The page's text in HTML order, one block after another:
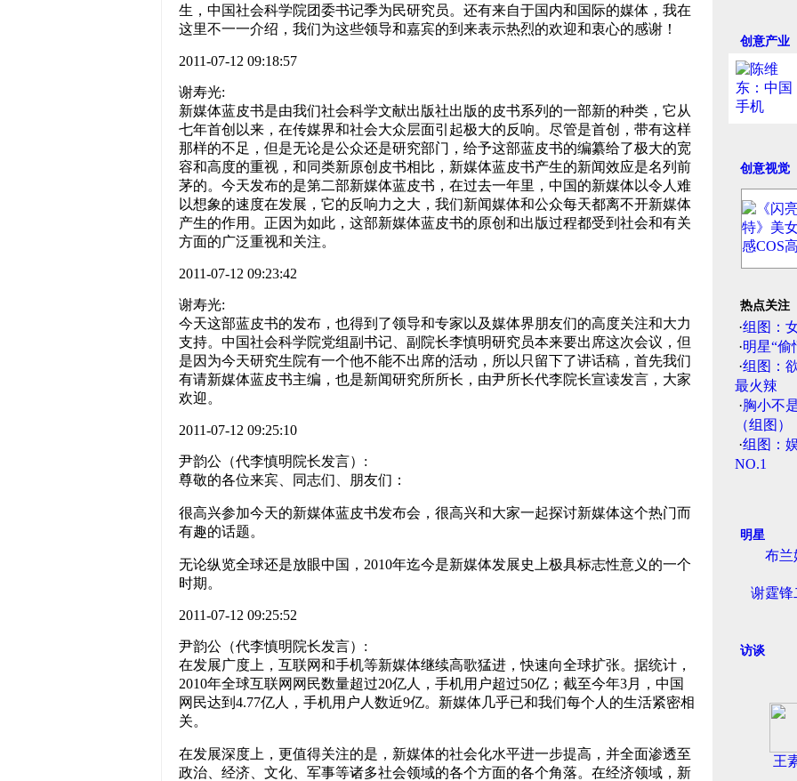
生，中国社会科学院团委书记季为民研究员。还有来自于国内和国际的媒体，我在
这里不一一介绍，我们为这些领导和嘉宾的到来表示热烈的欢迎和衷心的感谢！
2011-07-12 09:18:57
谢寿光:
新媒体蓝皮书是由我们社会科学文献出版社出版的皮书系列的一部新的种类，它从
七年首创以来，在传媒界和社会大众层面引起极大的反响。尽管是首创，带有这样
那样的不足，但是无论是公众还是研究部门，给予这部蓝皮书的编纂给了极大的宽
容和高度的重视，和同类新原创皮书相比，新媒体蓝皮书产生的新闻效应是名列前
茅的。今天发布的是第二部新媒体蓝皮书，在过去一年里，中国的新媒体以令人难
以想象的速度在发展，它的反响力之大，我们新闻媒体和公众每天都离不开新媒体
产生的作用。正因为如此，这部新媒体蓝皮书的原创和出版过程都受到社会和有关
方面的广泛重视和关注。
2011-07-12 09:23:42
谢寿光:
今天这部蓝皮书的发布，也得到了领导和专家以及媒体界朋友们的高度关注和大力
支持。中国社会科学院党组副书记、副院长李慎明研究员本来要出席这次会议，但
是因为今天研究生院有一个他不能不出席的活动，所以只留下了讲话稿，首先我们
有请新媒体蓝皮书主编，也是新闻研究所所长，由尹所长代李院长宣读发言，大家
欢迎。
2011-07-12 09:25:10
尹韵公（代李慎明院长发言）:
尊敬的各位来宾、同志们、朋友们：
很高兴参加今天的新媒体蓝皮书发布会，很高兴和大家一起探讨新媒体这个热门而
有趣的话题。
无论纵览全球还是放眼中国，2010年迄今是新媒体发展史上极具标志性意义的一个
时期。
2011-07-12 09:25:52
尹韵公（代李慎明院长发言）:
在发展广度上，互联网和手机等新媒体继续高歌猛进，快速向全球扩张。据统计，
2010年全球互联网网民数量超过20亿人，手机用户超过50亿；截至今年3月，中国
网民达到4.77亿人，手机用户人数近9亿。新媒体几乎已和我们每个人的生活紧密相
关。
在发展深度上，更值得关注的是，新媒体的社会化水平进一步提高，并全面渗透至
政治、经济、文化、军事等诸多社会领域的各个方面的各个角落。在经济领域，新
创意产业
创意视觉
热点关注
·组图：
·明星“偷
·组图：
最火辣
·胸小不
（组图）
·组图：
NO.1
明星
布兰
谢霆锋
访谈
王